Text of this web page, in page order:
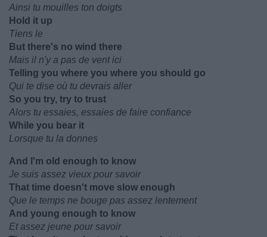
Ainsi tu mouilles ton doigts
Hold it up
Tiens le
But there's no wind there
Mais il n'y a pas de vent ici
Telling you where you where you should go
Qui te dise où tu devrais aller
So you try, try to trust
Alors tu essaies, essaies de faire confiance
While you bear it
Lorsque tu la donnes
And I'm old enough to know
Je suis assez vieux pour savoir
That time doesn't move slow enough
Que le temps ne bouge pas assez lentement
And young enough to know
Et assez jeune pour savoir